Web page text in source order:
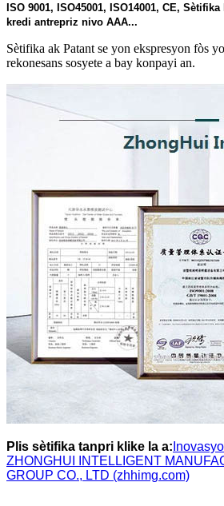
ISO 9001, ISO45001, ISO14001, CE,
kredi antrepriz nivo AAA...
Sètifika ak Patant se yon ekspresyon fòs
rekonesans sosyete a bay konpayi an.
Plis sètifika tanpri klike la a:
ZHONGHUI INTELLIGENT
GROUP CO., LTD (zhhimg.com)